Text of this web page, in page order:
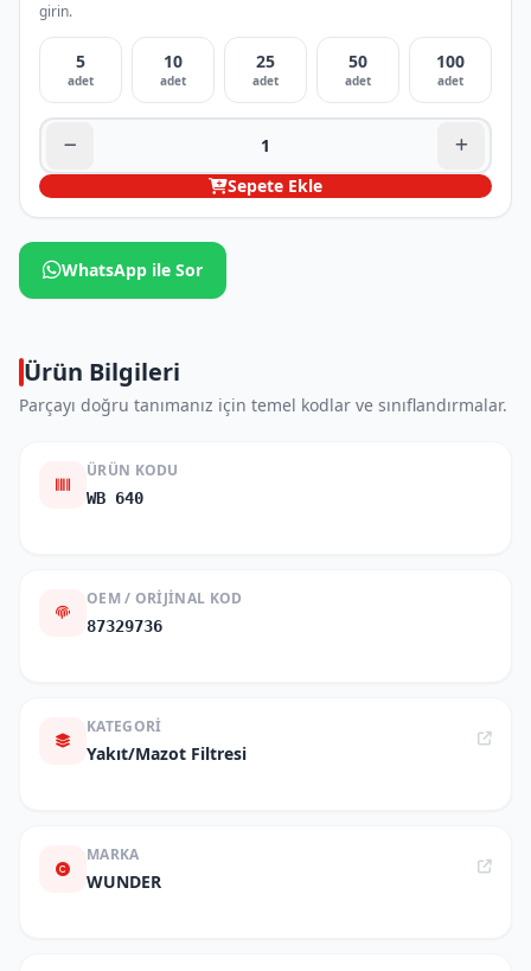
girin.
5
adet
10
adet
25
adet
50
adet
100
adet
Sepete Ekle
WhatsApp ile Sor
Ürün Bilgileri
Parçayı doğru tanımanız için temel kodlar ve sınıflandırmalar.
ÜRÜN KODU
WB 640
OEM / ORIJINAL KOD
87329736
KATEGORI
Yakıt/Mazot Filtresi
MARKA
WUNDER